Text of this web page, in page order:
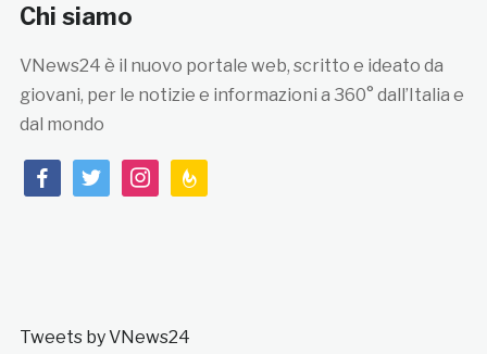
Chi siamo
VNews24 è il nuovo portale web, scritto e ideato da
giovani, per le notizie e informazioni a 360° dall’Italia e
dal mondo
facebooktwitterinstagramfeedburner
Tweets by VNews24